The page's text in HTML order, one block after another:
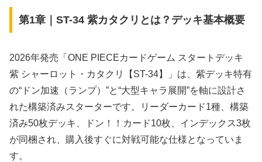
第1章｜ST-34 紫カタクリとは？デッキ基本概要
2026年発売「ONE PIECEカードゲーム スタートデッキ
紫 シャーロット・カタクリ【ST-34】」は、紫デッキ特有
の“ドン加速（ランプ）”と“大型キャラ展開”を軸に設計さ
れた構築済みスターターです。リーダーカード1種、構築
済み50枚デッキ、ドン！！カード10枚、インデックス3枚
が同梱され、購入後すぐに対戦可能な仕様となっていま
す。